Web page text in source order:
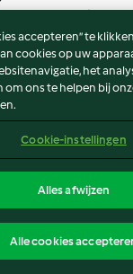
Caramel
saus
accepteren” te
cookies op uw
het
om ons te helpen bij
Cookie-instellingen
Alles afwijzen
Alle cookies